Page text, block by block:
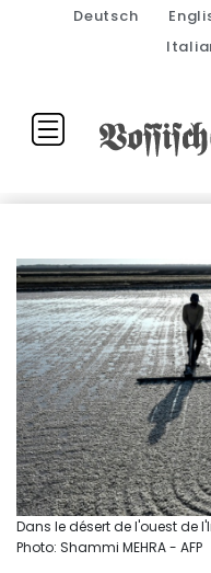
Deutsch
Dans le désert de l'ouest de
Photo: Shammi MEHRA - AFP